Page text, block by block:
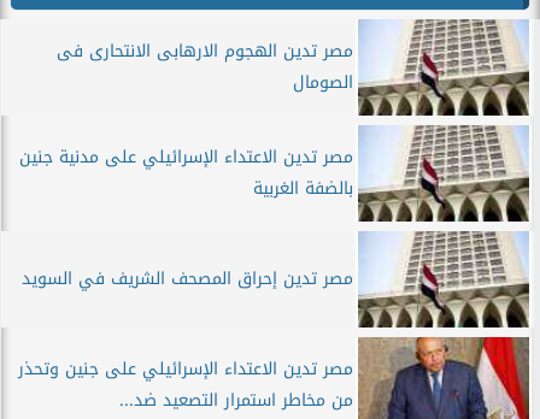
مصر تدين الهجوم الارهابى الانتحارى فى
الصومال
مصر تدين الاعتداء الإسرائيلي على مدنية جنين
بالضفة الغربية
مصر تدين إحراق المصحف الشريف في السويد
مصر تدين الاعتداء الإسرائيلي على جنين وتحذر
من مخاطر استمرار التصعيد ضد...